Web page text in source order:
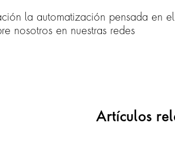
la automatización pensada en
nosotros en nuestras redes
Artículos